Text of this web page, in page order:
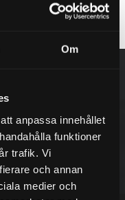
Om
anpassa innehållet
funktioner
trafik. Vi
och annan
medier och
with our privacy policy